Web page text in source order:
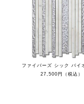
ファイバーズ シック バイ
27,500円（税込）